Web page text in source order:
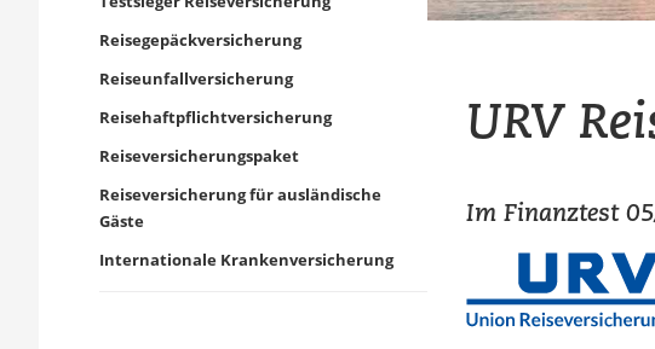
Reisegepäckversicherung
Reiseunfallversicherung
Reisehaftpflichtversicherung
Reiseversicherungspaket
Reiseversicherung für ausländische
Gäste
Internationale Krankenversicherung
URV
Im Finanztest